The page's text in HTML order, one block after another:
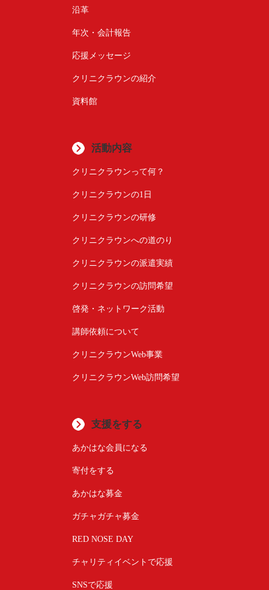
沿革
年次・会計報告
応援メッセージ
クリニクラウンの紹介
資料館
活動内容
クリニクラウンって何？
クリニクラウンの1日
クリニクラウンの研修
クリニクラウンへの道のり
クリニクラウンの派遣実績
クリニクラウンの訪問希望
啓発・ネットワーク活動
講師依頼について
クリニクラウンWeb事業
クリニクラウンWeb訪問希望
支援をする
あかはな会員になる
寄付をする
あかはな募金
ガチャガチャ募金
RED NOSE DAY
チャリティイベントで応援
SNSで応援